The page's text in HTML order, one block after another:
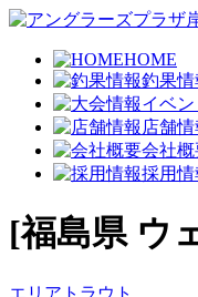
HOME
釣果情
イベン
店舗情
会社概
採用情
[福島県 ウ
エリアトラウト